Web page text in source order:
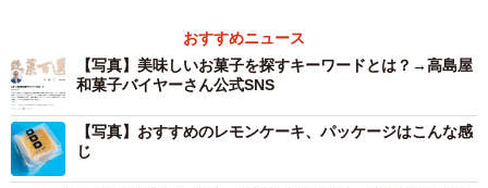
おすすめニュース
【写真】美味しいお菓子を探すキーワードとは？→高島屋
和菓子バイヤーさん公式SNS
【写真】おすすめのレモンケーキ、パッケージはこんな感
じ